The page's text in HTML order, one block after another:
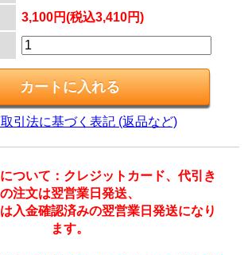
3,100円(税込3,410円)
引法に基づく表記 (返品など)
ついて：クレジットカード、代引き
の注文は翌営業日発送、
入金確認済みの翌営業日発送になり
ます。